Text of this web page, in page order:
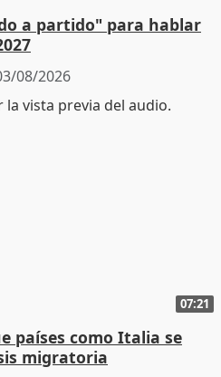
a partido" para hablar
08/2026
07:21
países como Italia se
migratoria